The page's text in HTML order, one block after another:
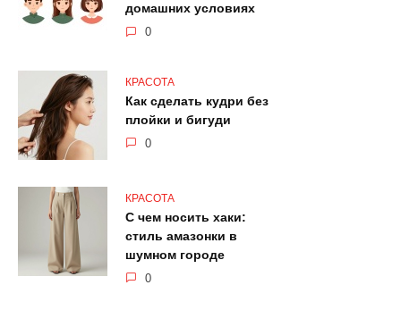
домашних условиях
0
КРАСОТА
Как сделать кудри без
плойки и бигуди
0
КРАСОТА
С чем носить хаки:
стиль амазонки в
шумном городе
0